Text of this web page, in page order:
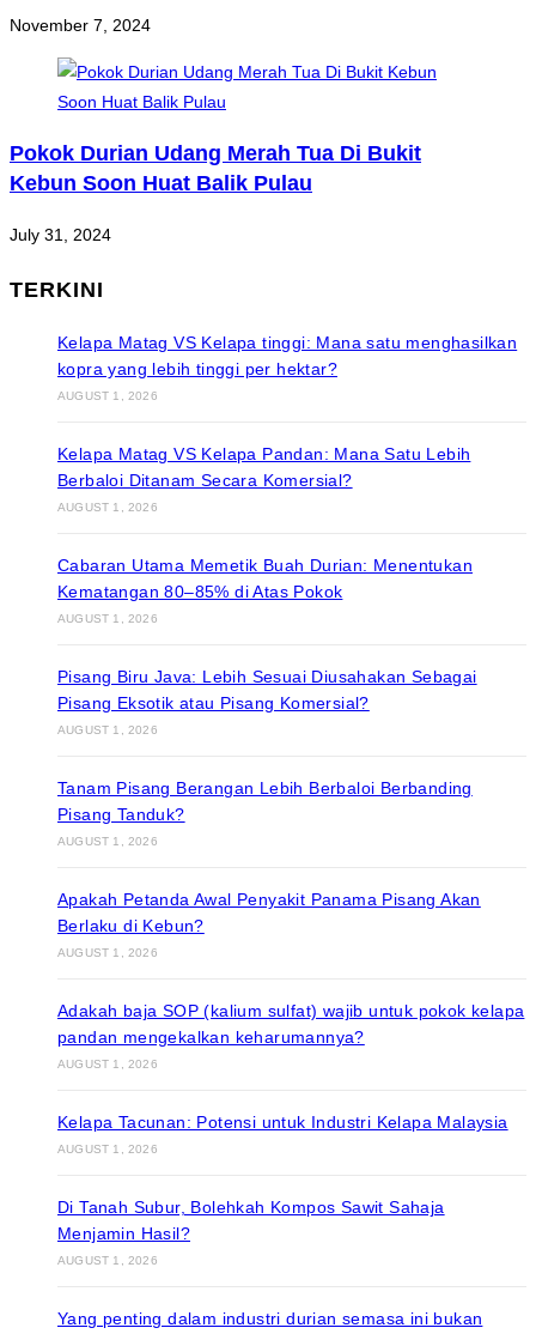
November 7, 2024
Pokok Durian Udang Merah Tua Di Bukit
Kebun Soon Huat Balik Pulau
July 31, 2024
TERKINI
Kelapa Matag VS Kelapa tinggi: Mana satu menghasilkan
kopra yang lebih tinggi per hektar?
AUGUST 1, 2026
Kelapa Matag VS Kelapa Pandan: Mana Satu Lebih
Berbaloi Ditanam Secara Komersial?
AUGUST 1, 2026
Cabaran Utama Memetik Buah Durian: Menentukan
Kematangan 80–85% di Atas Pokok
AUGUST 1, 2026
Pisang Biru Java: Lebih Sesuai Diusahakan Sebagai
Pisang Eksotik atau Pisang Komersial?
AUGUST 1, 2026
Tanam Pisang Berangan Lebih Berbaloi Berbanding
Pisang Tanduk?
AUGUST 1, 2026
Apakah Petanda Awal Penyakit Panama Pisang Akan
Berlaku di Kebun?
AUGUST 1, 2026
Adakah baja SOP (kalium sulfat) wajib untuk pokok kelapa
pandan mengekalkan keharumannya?
AUGUST 1, 2026
Kelapa Tacunan: Potensi untuk Industri Kelapa Malaysia
AUGUST 1, 2026
Di Tanah Subur, Bolehkah Kompos Sawit Sahaja
Menjamin Hasil?
AUGUST 1, 2026
Yang penting dalam industri durian semasa ini bukan